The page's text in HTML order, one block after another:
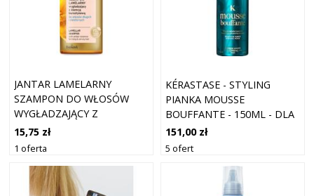
JANTAR LAMELARNY
SZAMPON DO WŁOSÓW
WYGŁADZAJĄCY Z
BURSZTYNEM 300ML
15,75 zł
1 oferta
KÉRASTASE - STYLING
PIANKA MOUSSE
BOUFFANTE - 150ML - DLA
KOBIET
151,00 zł
5 ofert